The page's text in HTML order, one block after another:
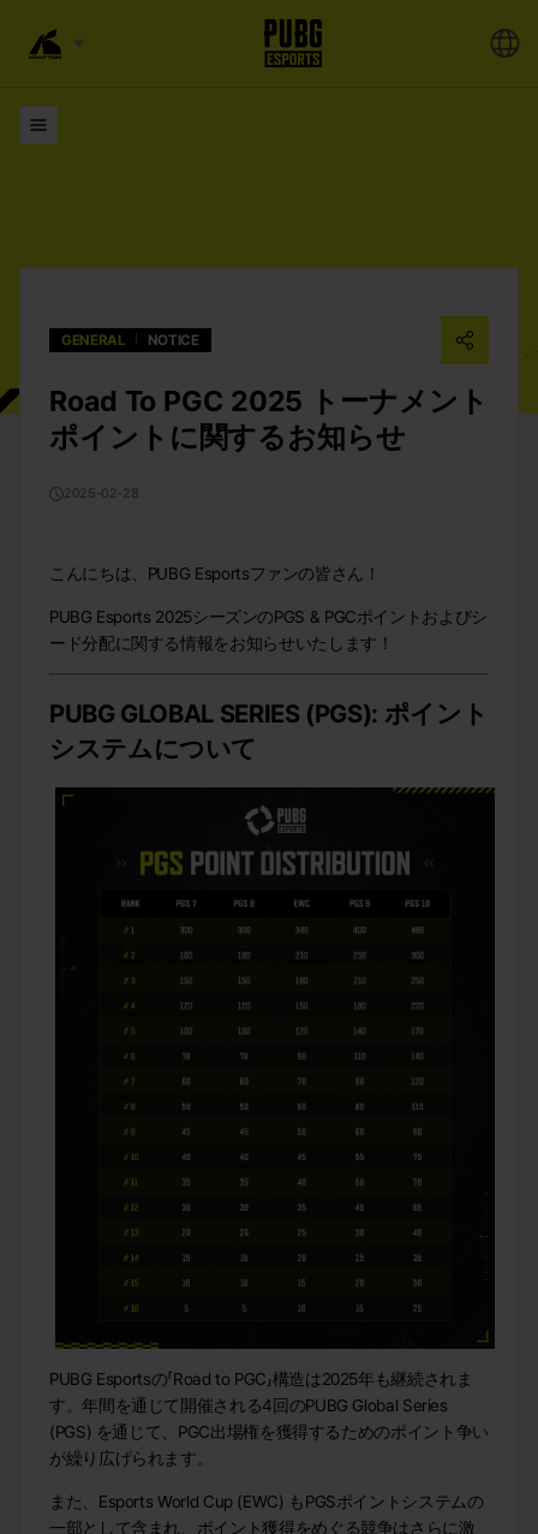
GENERAL NOTICE
Road To PGC 2025 トーナメント
ポイントに関するお知らせ
2025-02-28
こんにちは、PUBG Esportsファンの皆さん！
PUBG Esports 2025シーズンのPGS & PGCポイントおよびシ
ード分配に関する情報をお知らせいたします！
PUBG GLOBAL SERIES (PGS): ポイント
システムについて
PUBG Esportsの「Road to PGC」構造は2025年も継続されま
す。年間を通じて開催される4回のPUBG Global Series
(PGS) を通じて、PGC出場権を獲得するためのポイント争い
が繰り広げられます。
また、Esports World Cup (EWC) もPGSポイントシステムの
一部として含まれ、ポイント獲得をめぐる競争はさらに激